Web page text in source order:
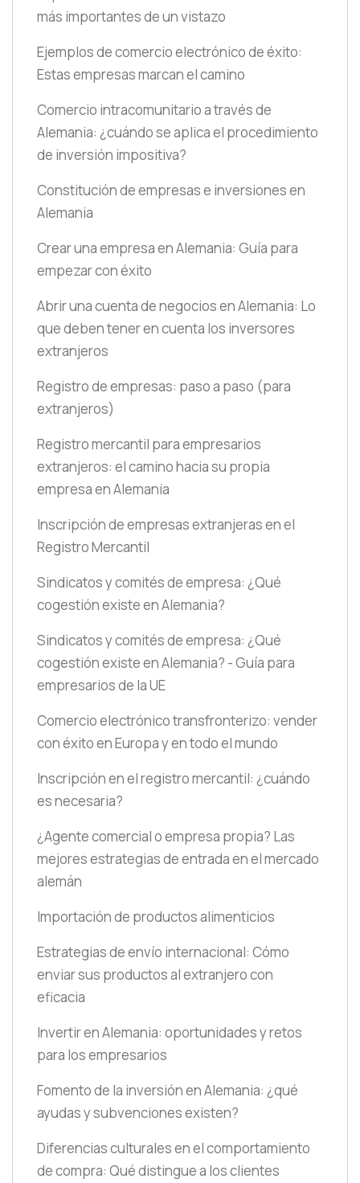
más importantes de un vistazo
Ejemplos de comercio electrónico de éxito:
Estas empresas marcan el camino
Comercio intracomunitario a través de
Alemania: ¿cuándo se aplica el procedimiento
de inversión impositiva?
Constitución de empresas e inversiones en
Alemania
Crear una empresa en Alemania: Guía para
empezar con éxito
Abrir una cuenta de negocios en Alemania: Lo
que deben tener en cuenta los inversores
extranjeros
Registro de empresas: paso a paso (para
extranjeros)
Registro mercantil para empresarios
extranjeros: el camino hacia su propia
empresa en Alemania
Inscripción de empresas extranjeras en el
Registro Mercantil
Sindicatos y comités de empresa: ¿Qué
cogestión existe en Alemania?
Sindicatos y comités de empresa: ¿Qué
cogestión existe en Alemania? - Guía para
empresarios de la UE
Comercio electrónico transfronterizo: vender
con éxito en Europa y en todo el mundo
Inscripción en el registro mercantil: ¿cuándo
es necesaria?
¿Agente comercial o empresa propia? Las
mejores estrategias de entrada en el mercado
alemán
Importación de productos alimenticios
Estrategias de envío internacional: Cómo
enviar sus productos al extranjero con
eficacia
Invertir en Alemania: oportunidades y retos
para los empresarios
Fomento de la inversión en Alemania: ¿qué
ayudas y subvenciones existen?
Diferencias culturales en el comportamiento
de compra: Qué distingue a los clientes